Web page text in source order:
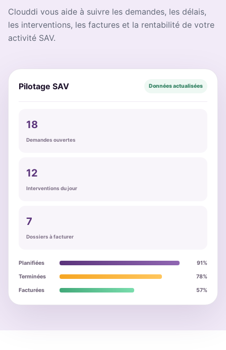
Clouddi vous aide à suivre les demandes, les délais,
les interventions, les factures et la rentabilité de votre
activité SAV.
Pilotage SAV Données actualisées
18
Demandes ouvertes
12
Interventions du jour
7
Dossiers à facturer
Planifiées 91%
Terminées 78%
Facturées 57%